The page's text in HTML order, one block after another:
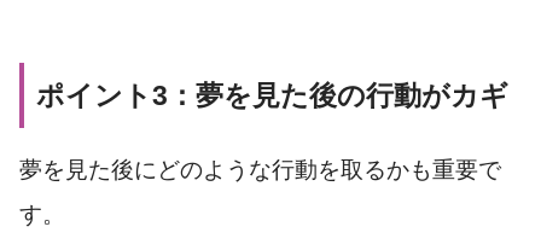
ポイント3：夢を見た後の行動がカギ
夢を見た後にどのような行動を取るかも重要で
す。